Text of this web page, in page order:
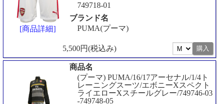
[商品詳細]
749718-01
ブランド名
PUMA(プーマ)
5,500円(税込み)
商品名
(プーマ) PUMA/16/17アーセナル/1/4ト
レーニングスーツ/エボニーXスペクト
ライエローXスチールグレー/749746-03
-749748-05